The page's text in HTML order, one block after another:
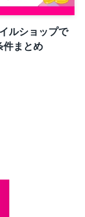
ルショップで
件まとめ